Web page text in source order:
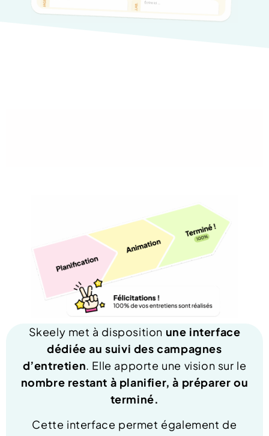
Skeely met à disposition une interface
dédiée au suivi des campagnes
d’entretien. Elle apporte une vision sur le
nombre restant à planifier, à préparer ou
terminé.
Cette interface permet également de